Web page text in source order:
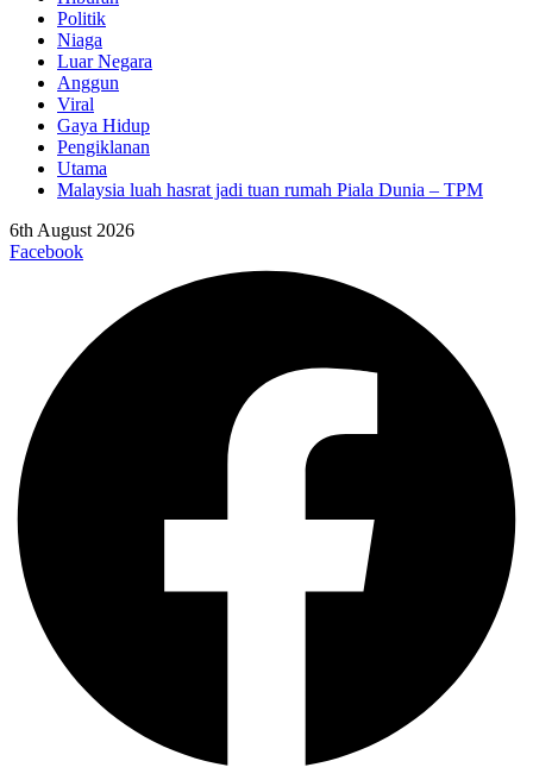
Politik
Niaga
Luar Negara
Anggun
Viral
Gaya Hidup
Pengiklanan
Utama
Malaysia luah hasrat jadi tuan rumah Piala Dunia – TPM
6th August 2026
Facebook